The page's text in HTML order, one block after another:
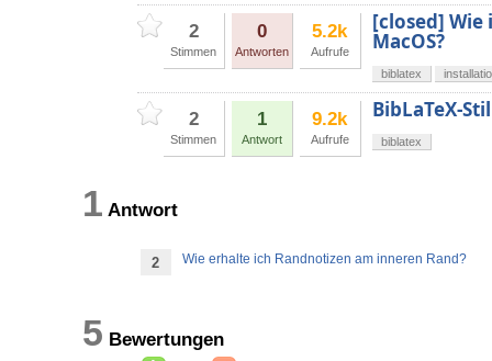
2
Stimmen
0
Antworten
5.2k
Aufrufe
[closed]
MacOS?
biblatex
2
Stimmen
1
Antwort
9.2k
Aufrufe
BibLaTeX-
biblatex
1 Antwort
2 Wie erhalte ich Randnotizen am inneren Rand?
5 Bewertungen